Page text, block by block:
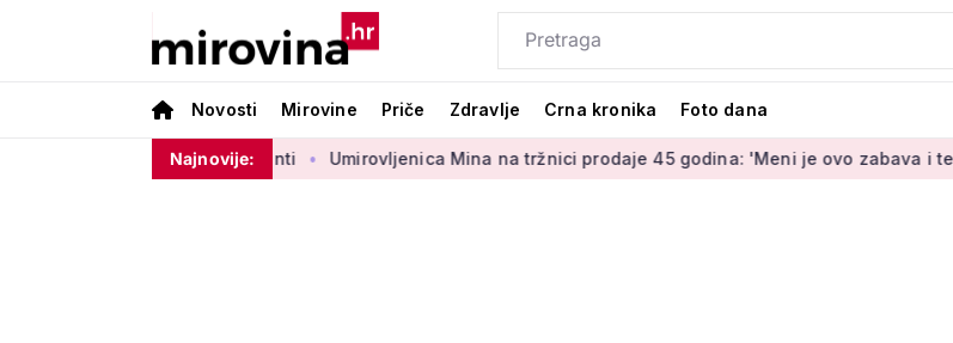
Novosti Mirovine Priče Zdravlje Crna kronika Foto dana
Najnovije:
sektora 50 centi Umirovljenica Mina na tržnici prodaje 45 godina: 'Meni je ovo zabava i terapija'